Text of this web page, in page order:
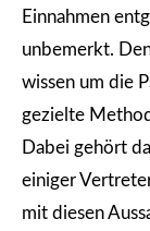
Einnahmen
unbemerkt.
wissen um die
gezielte
Dabei gehört
einiger
mit diesen